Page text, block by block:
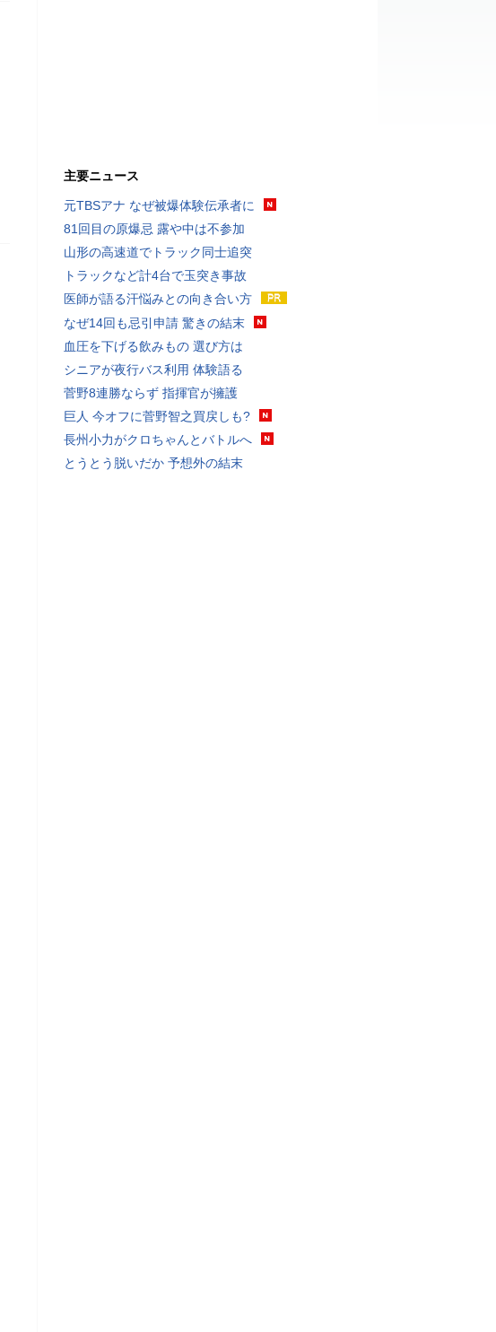
主要ニュース
元TBSアナ なぜ被爆体験伝承者に
81回目の原爆忌 露や中は不参加
山形の高速道でトラック同士追突
トラックなど計4台で玉突き事故
医師が語る汗悩みとの向き合い方
なぜ14回も忌引申請 驚きの結末
血圧を下げる飲みもの 選び方は
シニアが夜行バス利用 体験語る
菅野8連勝ならず 指揮官が擁護
巨人 今オフに菅野智之買戻しも?
長州小力がクロちゃんとバトルへ
とうとう脱いだか 予想外の結末